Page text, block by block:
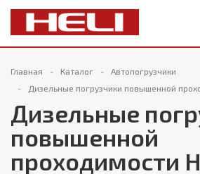
Главная Каталог
Автопогрузчики
Дизельные погрузчики повышенной
Дизельные
повышенной
проходимости